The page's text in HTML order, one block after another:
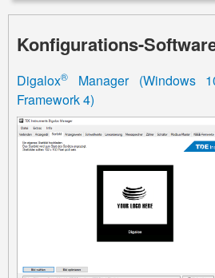
Konfigurations-
Digalox®
Manager (Windows
Framework 4)